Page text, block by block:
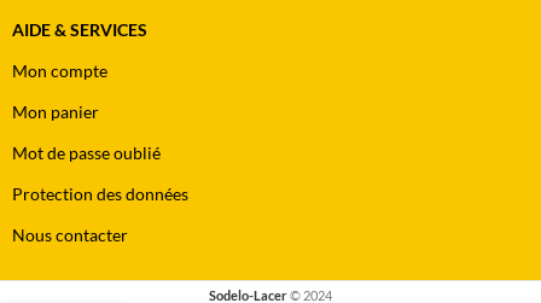
AIDE & SERVICES
Mon compte
Mon panier
Mot de passe oublié
Protection des données
Nous contacter
Sodelo-Lacer© 2024